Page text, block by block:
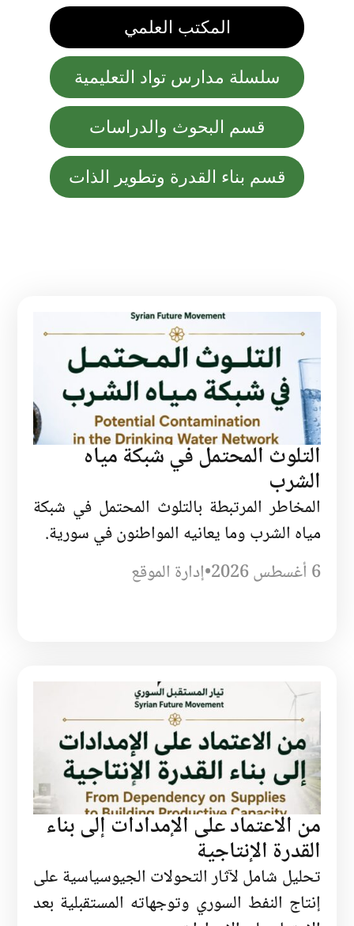
المكتب العلمي
سلسلة مدارس تواد التعليمية
قسم البحوث والدراسات
قسم بناء القدرة وتطوير الذات
التلوث المحتمل في شبكة مياه
الشرب
المخاطر المرتبطة بالتلوث المحتمل في شبكة
مياه الشرب وما يعانيه المواطنون في سورية.
6 أغسطس 2026
•إدارة الموقع
من الاعتماد على الإمدادات إلى بناء
القدرة الإنتاجية
تحليل شامل لآثار التحولات الجيوسياسية على
إنتاج النفط السوري وتوجهاته المستقبلية بعد